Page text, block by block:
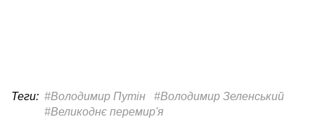
Теги: #Володимир Путін
#Володимир Зеленський
#Великоднє перемир'я